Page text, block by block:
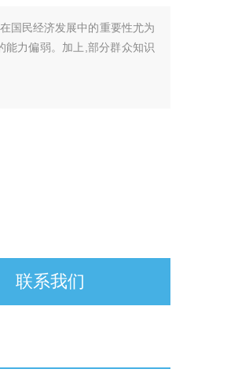
国民经济发展中的重要性尤为
能力偏弱。加上,部分群众知识
联系我们